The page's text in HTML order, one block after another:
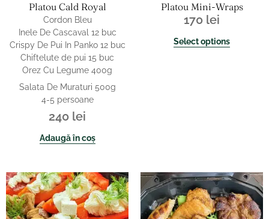
Platou Cald Royal
Cordon Bleu
Inele De Cascaval 12 buc
Crispy De Pui In Panko 12 buc
Chiftelute de pui 15 buc
Orez Cu Legume 400g
Salata De Muraturi 500g
4-5 persoane
240 lei
Adaugă în coș
Platou Mini-Wraps
170 lei
Select options